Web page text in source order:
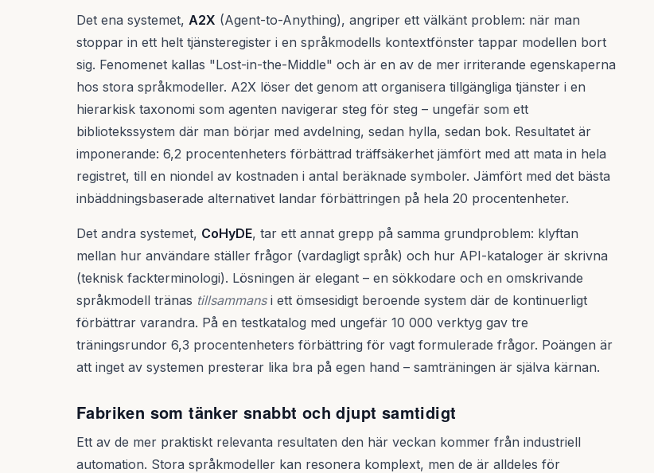
Det ena systemet, A2X (Agent-to-Anything), angriper ett välkänt problem: när man
stoppar in ett helt tjänsteregister i en språkmodells kontextfönster tappar modellen bort
sig. Fenomenet kallas "Lost-in-the-Middle" och är en av de mer irriterande egenskaperna
hos stora språkmodeller. A2X löser det genom att organisera tillgängliga tjänster i en
hierarkisk taxonomi som agenten navigerar steg för steg – ungefär som ett
bibliotekssystem där man börjar med avdelning, sedan hylla, sedan bok. Resultatet är
imponerande: 6,2 procentenheters förbättrad träffsäkerhet jämfört med att mata in hela
registret, till en niondel av kostnaden i antal beräknade symboler. Jämfört med det bästa
inbäddningsbaserade alternativet landar förbättringen på hela 20 procentenheter.
Det andra systemet, CoHyDE, tar ett annat grepp på samma grundproblem: klyftan
mellan hur användare ställer frågor (vardagligt språk) och hur API-kataloger är skrivna
(teknisk fackterminologi). Lösningen är elegant – en sökkodare och en omskrivande
språkmodell tränas tillsammansi ett ömsesidigt beroende system där de kontinuerligt
förbättrar varandra. På en testkatalog med ungefär 10 000 verktyg gav tre
träningsrundor 6,3 procentenheters förbättring för vagt formulerade frågor. Poängen är
att inget av systemen presterar lika bra på egen hand – samträningen är själva kärnan.
Fabriken som tänker snabbt och djupt samtidigt
Ett av de mer praktiskt relevanta resultaten den här veckan kommer från industriell
automation. Stora språkmodeller kan resonera komplext, men de är alldeles för